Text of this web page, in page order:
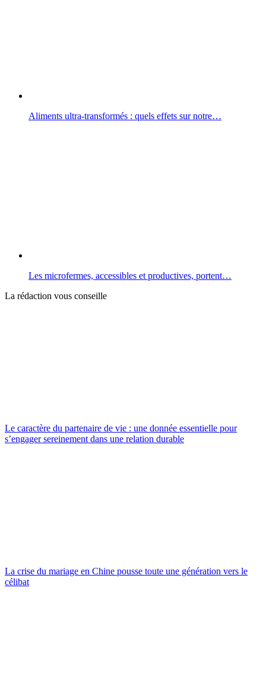
Aliments ultra-transformés : quels effets sur notre…
Les microfermes, accessibles et productives, portent…
La rédaction vous conseille
Le caractère du partenaire de vie : une donnée essentielle pour
s’engager sereinement dans une relation durable
La crise du mariage en Chine pousse toute une génération vers le
célibat